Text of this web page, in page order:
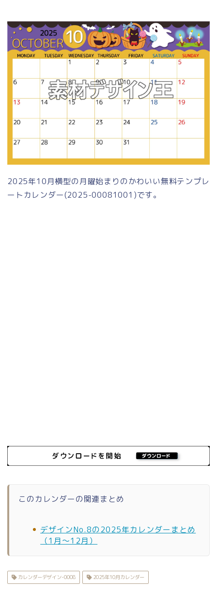
2025年10月横型の月曜始まりのかわいい無料テンプレ
ートカレンダー(2025-00081001)です。
このカレンダーの関連まとめ
デザインNo.8の2025年カレンダーまとめ
（1月〜12月）
カレンダーデザイン-0008 2025年10月カレンダー